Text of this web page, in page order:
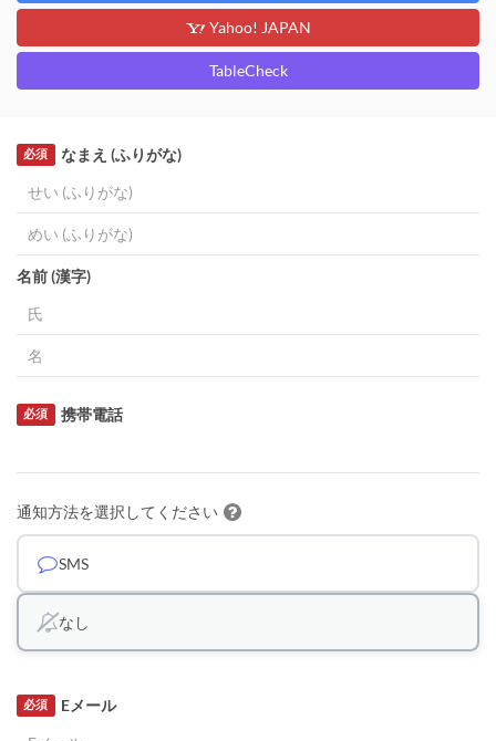
Yahoo! JAPAN
TableCheck
なまえ (ふりがな)
必須
名前 (漢字)
携帯電話
必須
通知方法を選択してください
SMS
なし
Eメール
必須